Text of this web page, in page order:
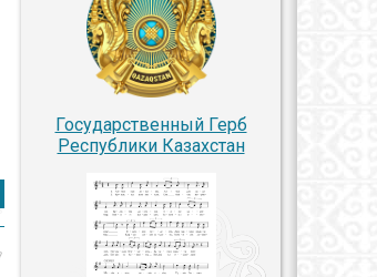
Государственный Герб
Республики Казахстан